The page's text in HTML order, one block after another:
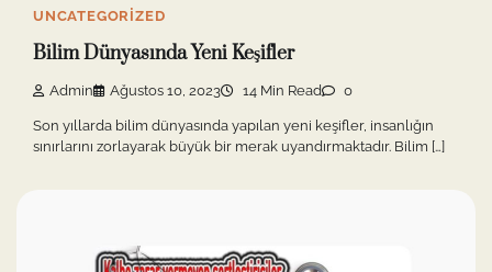
UNCATEGORIZED
Bilim Dünyasında Yeni Keşifler
Admin Ağustos 10, 2023 14 Min Read 0
Son yıllarda bilim dünyasında yapılan yeni keşifler, insanlığın
sınırlarını zorlayarak büyük bir merak uyandırmaktadır. Bilim […]